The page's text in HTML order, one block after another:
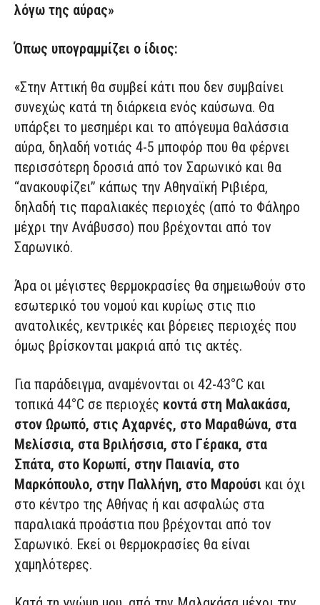
λόγω της αύρας»
Όπως υπογραμμίζει ο ίδιος:
«Στην Αττική θα συμβεί κάτι που δεν συμβαίνει
συνεχώς κατά τη διάρκεια ενός καύσωνα. Θα
υπάρξει το μεσημέρι και το απόγευμα θαλάσσια
αύρα, δηλαδή νοτιάς 4-5 μποφόρ που θα φέρνει
περισσότερη δροσιά από τον Σαρωνικό και θα
“ανακουφίζει” κάπως την Αθηναϊκή Ριβιέρα,
δηλαδή τις παραλιακές περιοχές (από το Φάληρο
μέχρι την Ανάβυσσο) που βρέχονται από τον
Σαρωνικό.
Άρα οι μέγιστες θερμοκρασίες θα σημειωθούν στο
εσωτερικό του νομού και κυρίως στις πιο
ανατολικές, κεντρικές και βόρειες περιοχές που
όμως βρίσκονται μακριά από τις ακτές.
Για παράδειγμα, αναμένονται οι 42-43°C και
τοπικά 44°C σε περιοχές κοντά στη Μαλακάσα,
στον Ωρωπό, στις Αχαρνές, στο Μαραθώνα, στα
Μελίσσια, στα Βριλήσσια, στο Γέρακα, στα
Σπάτα, στο Κορωπί, στην Παιανία, στο
Μαρκόπουλο, στην Παλλήνη, στο Μαρούσι και όχι
στο κέντρο της Αθήνας ή και ασφαλώς στα
παραλιακά προάστια που βρέχονται από τον
Σαρωνικό. Εκεί οι θερμοκρασίες θα είναι
χαμηλότερες.